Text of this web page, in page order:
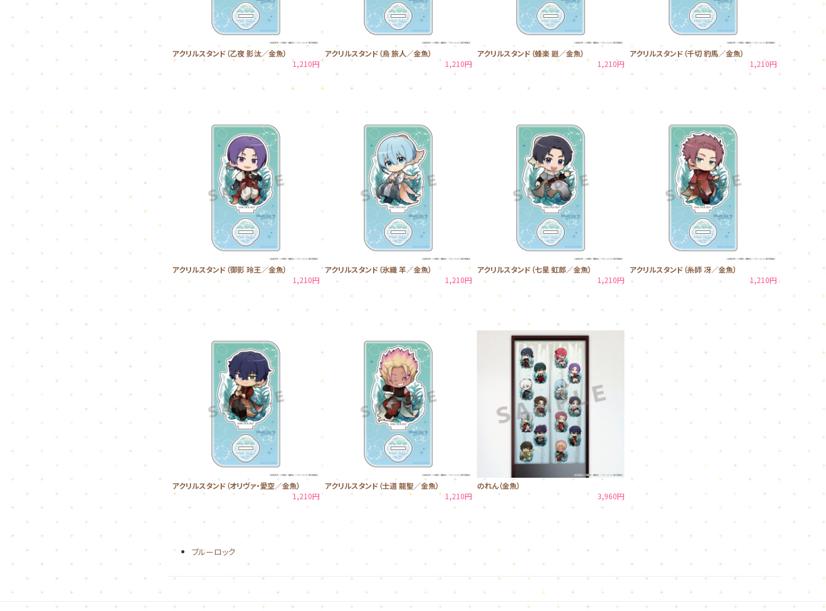
アクリルスタンド（乙夜 影汰／金魚）
1,210円
アクリルスタンド（烏 旅人／金魚）
1,210円
アクリルスタンド（蜂楽 廻／金魚）
1,210円
アクリルスタンド（千切 豹馬／金魚）
1,210円
アクリルスタンド（御影 玲王／金魚）
1,210円
アクリルスタンド（氷織 羊／金魚）
1,210円
アクリルスタンド（七星 虹郎／金魚）
1,210円
アクリルスタンド（糸師 冴／金魚）
1,210円
アクリルスタンド（オリヴァ・愛空／金魚）
1,210円
アクリルスタンド（士道 龍聖／金魚）
1,210円
のれん（金魚）
3,960円
ブルーロック